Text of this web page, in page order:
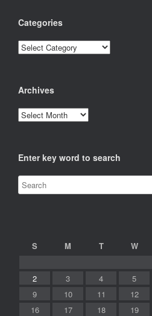
Categories
Categories
Archives
Archives
Enter key word to search
S
M T W
2
3 4 5
9
10 11 12
16
17 18 19